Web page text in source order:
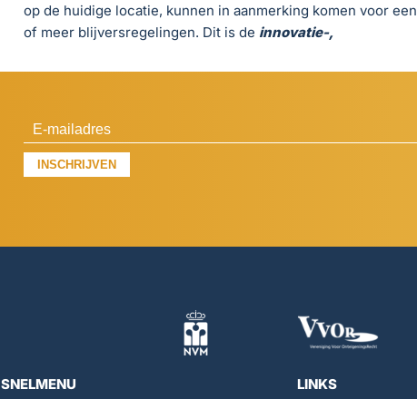
op de huidige locatie, kunnen in aanmerking komen voor een
of meer blijversregelingen. Dit is de innovatie-,
INSCHRIJVEN
SNELMENU
LINKS